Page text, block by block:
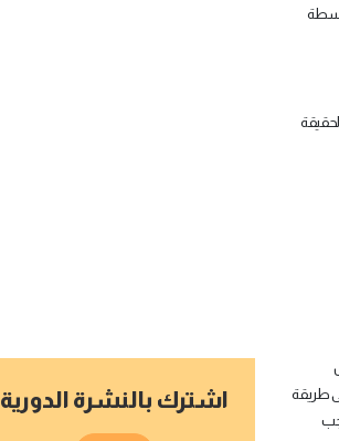
طريقة
اشترك بالنشرة الدورية